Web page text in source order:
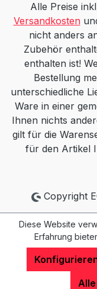
Alle Preise
Versandkosten
nicht anders
Zubehör
enthalten ist!
Bestellung
unterschiedliche
Ware in einer
Ihnen nichts
gilt für die
für den Artikel
Copyright
Diese Website
Erfahrung